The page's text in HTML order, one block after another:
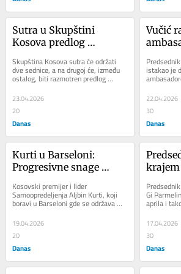
Sutra u Skupštini
Kosova predlog
zajednici u Preševu,
Medveđi i Bujanovcu
Skupština Kosova sutra će održati
dve sednice, a na drugoj će, između
ostalog, biti razmotren predlog
rezolucije o unapređenju
institucionalne...
23.04.2026
20
Danas
Vučić
istakao je
Država
da je za...
22.04.2026
30
Danas
Kurti u Barseloni:
Progresivne snage
Kosovski premijer i lider
Samoopredeljenja Aljbin Kurti, koji
boravi u Barseloni gde se održava
svetski kongres socijaldemokrata i
progresivnih...
19.04.2026
20
Danas
Gi
aprila i
koji će
17.04.2026
30
Danas